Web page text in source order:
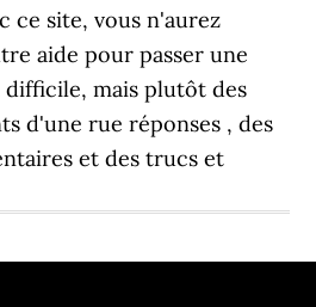
ce site, vous n'aurez
aide pour passer une
mais plutôt des
d'une rue réponses , des
et des trucs et